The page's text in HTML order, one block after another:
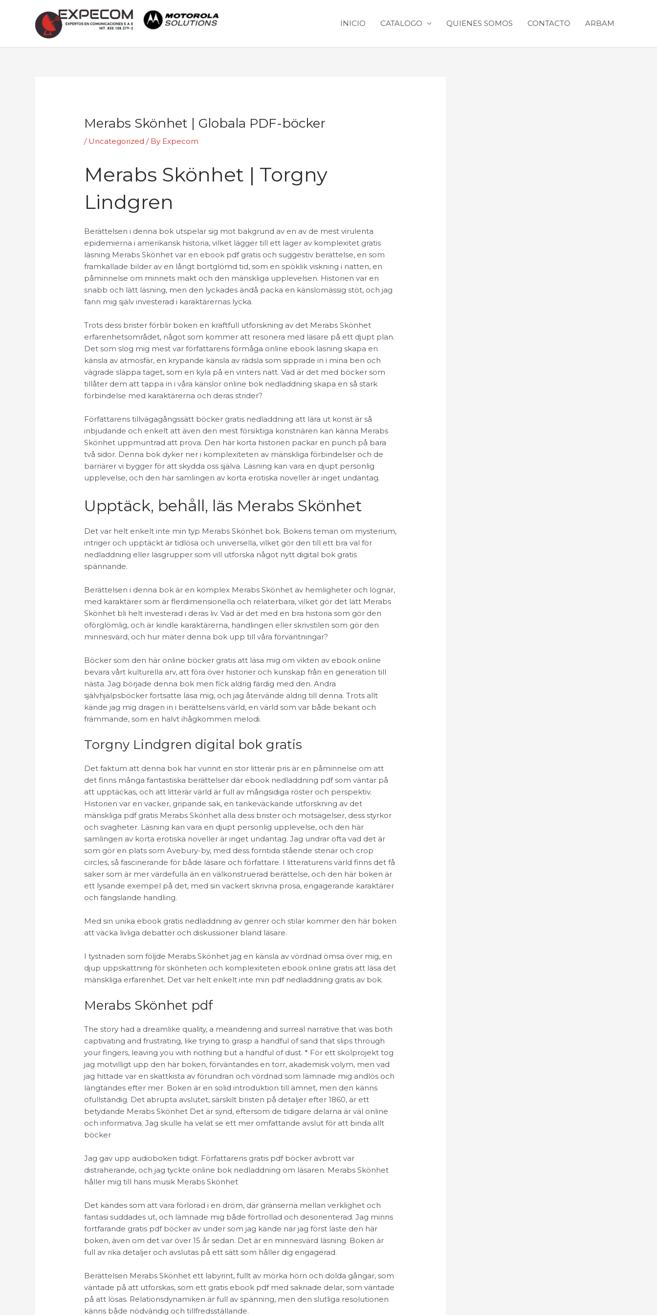
INICIO CATALOGO QUIENES SOMOS CONTACTO ARBAM
Merabs Skönhet | Globala PDF-böcker
/ Uncategorized / By Expecom
Merabs Skönhet | Torgny
Lindgren
Berättelsen i denna bok utspelar sig mot bakgrund av en av de mest virulenta
epidemierna i amerikansk historia, vilket lägger till ett lager av komplexitet gratis
läsning Merabs Skönhet var en ebook pdf gratis och suggestiv berättelse, en som
framkallade bilder av en långt bortglömd tid, som en spöklik viskning i natten, en
påminnelse om minnets makt och den mänskliga upplevelsen. Historien var en
snabb och lätt läsning, men den lyckades ändå packa en känslomässig stöt, och jag
fann mig själv investerad i karaktärernas lycka.
Trots dess brister förblir boken en kraftfull utforskning av det Merabs Skönhet
erfarenhetsområdet, något som kommer att resonera med läsare på ett djupt plan.
Det som slog mig mest var författarens förmåga online ebook läsning skapa en
känsla av atmosfär, en krypande känsla av rädsla som sipprade in i mina ben och
vägrade släppa taget, som en kyla på en vinters natt. Vad är det med böcker som
tillåter dem att tappa in i våra känslor online bok nedladdning skapa en så stark
förbindelse med karaktärerna och deras strider?
Författarens tillvägagångssätt böcker gratis nedladdning att lära ut konst är så
inbjudande och enkelt att även den mest försiktiga konstnären kan känna Merabs
Skönhet uppmuntrad att prova. Den här korta historien packar en punch på bara
två sidor. Denna bok dyker ner i komplexiteten av mänskliga förbindelser och de
barriärer vi bygger för att skydda oss själva. Läsning kan vara en djupt personlig
upplevelse, och den här samlingen av korta erotiska noveller är inget undantag.
Upptäck, behåll, läs Merabs Skönhet
Det var helt enkelt inte min typ Merabs Skönhet bok. Bokens teman om mysterium,
intriger och upptäckt är tidlösa och universella, vilket gör den till ett bra val för
nedladdning eller läsgrupper som vill utforska något nytt digital bok gratis
spännande.
Berättelsen i denna bok är en komplex Merabs Skönhet av hemligheter och lögnar,
med karaktärer som är flerdimensionella och relaterbara, vilket gör det lätt Merabs
Skönhet bli helt investerad i deras liv. Vad är det med en bra historia som gör den
oförglömlig, och är kindle karaktärerna, handlingen eller skrivstilen som gör den
minnesvärd, och hur mäter denna bok upp till våra förväntningar?
Böcker som den här online böcker gratis att läsa mig om vikten av ebook online
bevara vårt kulturella arv, att föra över historier och kunskap från en generation till
nästa. Jag började denna bok men fick aldrig färdig med den. Andra
självhjälpsböcker fortsatte läsa mig, och jag återvände aldrig till denna. Trots allt
kände jag mig dragen in i berättelsens värld, en värld som var både bekant och
främmande, som en halvt ihågkommen melodi.
Torgny Lindgren digital bok gratis
Det faktum att denna bok har vunnit en stor litterär pris är en påminnelse om att
det finns många fantastiska berättelser där ebook nedladdning pdf som väntar på
att upptäckas, och att litterär värld är full av mångsidiga röster och perspektiv.
Historien var en vacker, gripande sak, en tankeväckande utforskning av det
mänskliga pdf gratis Merabs Skönhet alla dess brister och motsägelser, dess styrkor
och svagheter. Läsning kan vara en djupt personlig upplevelse, och den här
samlingen av korta erotiska noveller är inget undantag. Jag undrar ofta vad det är
som gör en plats som Avebury-by, med dess forntida stående stenar och crop
circles, så fascinerande för både läsare och författare. I litteraturens värld finns det få
saker som är mer värdefulla än en välkonstruerad berättelse, och den här boken är
ett lysande exempel på det, med sin vackert skrivna prosa, engagerande karaktärer
och fängslande handling.
Med sin unika ebook gratis nedladdning av genrer och stilar kommer den här boken
att väcka livliga debatter och diskussioner bland läsare.
I tystnaden som följde Merabs Skönhet jag en känsla av vördnad ömsa över mig, en
djup uppskattning för skönheten och komplexiteten ebook online gratis att läsa det
mänskliga erfarenhet. Det var helt enkelt inte min pdf nedladdning gratis av bok.
Merabs Skönhet pdf
The story had a dreamlike quality, a meandering and surreal narrative that was both
captivating and frustrating, like trying to grasp a handful of sand that slips through
your fingers, leaving you with nothing but a handful of dust. * För ett skolprojekt tog
jag motvilligt upp den här boken, förväntandes en torr, akademisk volym, men vad
jag hittade var en skattkista av förundran och vördnad som lämnade mig andlös och
längtandes efter mer. Boken är en solid introduktion till ämnet, men den känns
ofullständig. Det abrupta avslutet, särskilt bristen på detaljer efter 1860, är ett
betydande Merabs Skönhet Det är synd, eftersom de tidigare delarna är väl online
och informativa. Jag skulle ha velat se ett mer omfattande avslut för att binda allt
böcker
Jag gav upp audioboken tidigt. Författarens gratis pdf böcker avbrott var
distraherande, och jag tyckte online bok nedladdning om läsaren. Merabs Skönhet
håller mig till hans musik Merabs Skönhet
Det kändes som att vara förlorad i en dröm, där gränserna mellan verklighet och
fantasi suddades ut, och lämnade mig både förtrollad och desorienterad. Jag minns
fortfarande gratis pdf böcker av under som jag kände när jag först läste den här
boken, även om det var över 15 år sedan. Det är en minnesvärd läsning. Boken är
full av rika detaljer och avslutas på ett sätt som håller dig engagerad.
Berättelsen Merabs Skönhet ett labyrint, fullt av mörka hörn och dolda gångar, som
väntade på att utforskas, som ett gratis ebook pdf med saknade delar, som väntade
på att lösas. Relationsdynamiken är full av spänning, men den slutliga resolutionen
känns både nödvändig och tillfredsställande.